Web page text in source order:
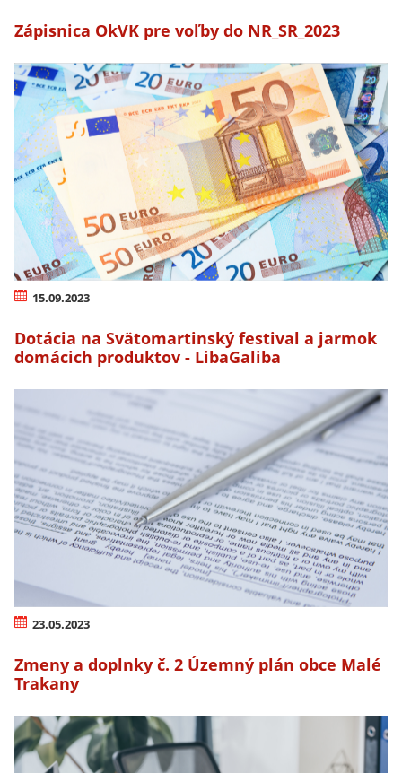
Zápisnica OkVK pre voľby do NR_SR_2023
15.09.2023
Dotácia na Svätomartinský festival a jarmok
domácich produktov - LibaGaliba
23.05.2023
Zmeny a doplnky č. 2 Územný plán obce Malé
Trakany